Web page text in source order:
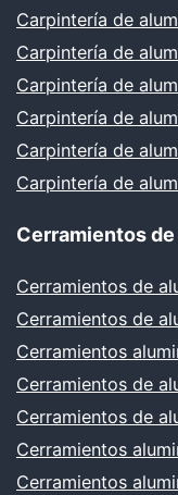
Carpintería de
Carpintería de
Carpintería de
Carpintería de
Carpintería de
Carpintería de
Cerramientos
Cerramientos de
Cerramientos de
Cerramientos
Cerramientos de
Cerramientos de
Cerramientos
Cerramientos